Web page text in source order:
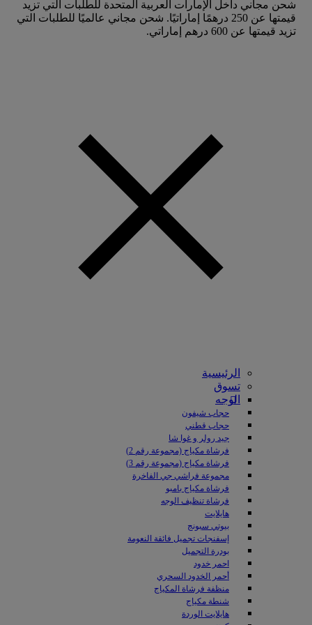
شحن مجاني داخل الإمارات العربية المتحدة للطلبات التي تزيد
قيمتها عن 250 درهمًا إماراتيًا. شحن مجاني عالميًا للطلبات التي
تزيد قيمتها عن 600 درهم إماراتي.
الرئيسية
تسوق
الوجه
حجاب شيفون
حجاب قطني
جيد رولر و غوا شا
فرشاة مكياج (مجموعة رقم 2)
فرشاة مكياج (مجموعة رقم 3)
مجموعة فراشي جي الفاخرة
فرشاة مكياج بامبو
فرشاة تنظيف الوجه
هايلايت
بيوتي سبونج
إسفنجات تجميل فائقة النعومة
بودرة التجميل
احمر خدود
أحمر الخدود السحري
منظفة فرشاة المكياج
شنطة مكياج
هايلايت الوردة